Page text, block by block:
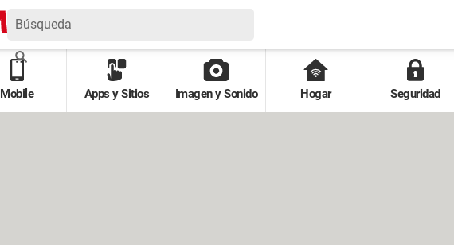
Mobile Apps y Sitios Imagen y Sonido Hogar Seguridad